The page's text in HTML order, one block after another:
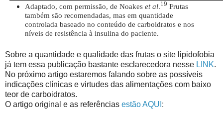
Adaptado, com permissão, de Noakes et al.19 Frutas
também são recomendadas, mas em quantidade
controlada baseado no conteúdo de carboidratos e nos
níveis de resistência à insulina do paciente.
Sobre a quantidade e qualidade das frutas o site lipidofobia
já tem essa publicação bastante esclarecedora nesse LINK.
No próximo artigo estaremos falando sobre as possíveis
indicações clínicas e virtudes das alimentações com baixo
teor de carboidratos.
O artigo original e as referências estão AQUI :